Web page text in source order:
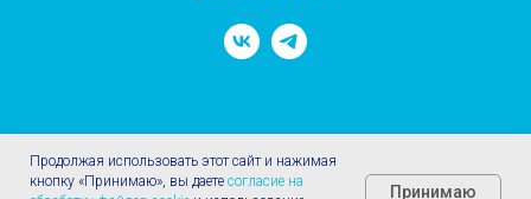
Продолжая использовать этот сайт и нажимая
кнопку «Принимаю», вы даете согласие на
Принимаю